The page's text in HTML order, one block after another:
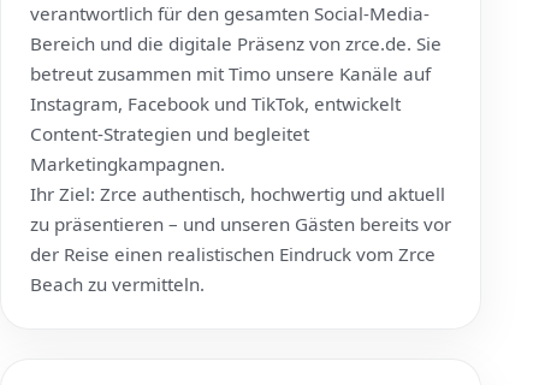
verantwortlich für den gesamten Social-Media-
Bereich und die digitale Präsenz von zrce.de. Sie
betreut zusammen mit Timo unsere Kanäle auf
Instagram, Facebook und TikTok, entwickelt
Content-Strategien und begleitet
Marketingkampagnen.
Ihr Ziel: Zrce authentisch, hochwertig und aktuell
zu präsentieren – und unseren Gästen bereits vor
der Reise einen realistischen Eindruck vom Zrce
Beach zu vermitteln.